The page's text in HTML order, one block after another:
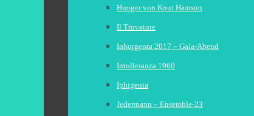
Hunger von Knut Hamsun
Il Trovatore
Inhorgenta 2017 – Gala-Abend
Intolleranza 1960
Iphigenia
Jedermann – Ensemble-23